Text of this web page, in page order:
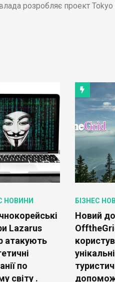
розробляє проект Tokyo
НОВИНИ
Lazarus
атакують
по
світу .
БІЗНЕС
Новий
унікальні